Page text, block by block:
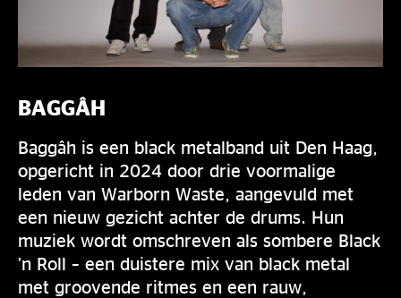
BAGGÂH
Baggâh is een black metalband uit Den Haag,
opgericht in 2024 door drie voormalige
leden van Warborn Waste, aangevuld met
een nieuw gezicht achter de drums. Hun
muziek wordt omschreven als sombere Black
’n Roll – een duistere mix van black metal
met groovende ritmes en een rauw,